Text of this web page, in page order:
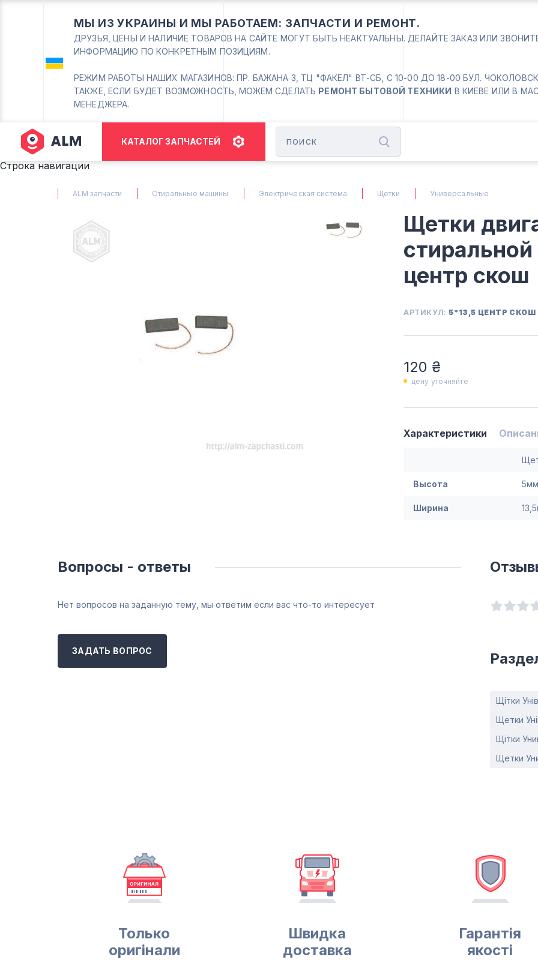
МЫ ИЗ УКРАИНЫ И МЫ РАБОТАЕМ: ЗАПЧАСТИ И РЕМОНТ.
ДРУЗЬЯ, ЦЕНЫ И НАЛИЧИЕ ТОВАРОВ НА САЙТЕ МОГУТ БЫТЬ НЕАКТУАЛЬНЫ. ДЕЛАЙТЕ ЗАКАЗ ИЛИ
ИНФОРМАЦИЮ ПО КОНКРЕТНЫМ ПОЗИЦИЯМ.
РЕЖИМ РАБОТЫ НАШИХ МАГАЗИНОВ: ПР. БАЖАНА 3, ТЦ "ФАКЕЛ" ВТ-СБ, С 10-00 ДО 18-00 БУЛ.
ТАКЖЕ, ЕСЛИ БУДЕТ ВОЗМОЖНОСТЬ, МОЖЕМ СДЕЛАТЬ РЕМОНТ БЫТОВОЙ ТЕХНИКИ В КИЕВЕ ИЛИ В
МЕНЕДЖЕРА.
КАТАЛОГ ЗАПЧАСТЕЙ
Строка навигации
ALM запчасти Стиральные машины Электрическая система Щетки Универсальные
Щетки
центр скош
АРТИКУЛ:5*13,5 ЦЕНТР СКОШ
120 ₴
цену уточняйте
Характеристики
Высота 5мм
Ширина
Вопросы - ответы
Нет вопросов на заданную тему, мы ответим если вас что-то интересует
ЗАДАТЬ ВОПРОС
Щітки
Щетки
Щітки
Щетки
Только
оригінали
Швидка
доставка
Гарантія
якості